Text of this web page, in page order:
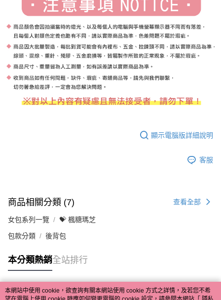
顯示電腦版詳細說明
客服
商品相關分類 (7) 查看全部
女包系列一覽 💝 楓糖瑪芝
包款分類 後背包
本分類熱銷全站排行
本網站中使用 cookie，欲查詢有關本網站使用 cookie 方式之詳情，及若您不希